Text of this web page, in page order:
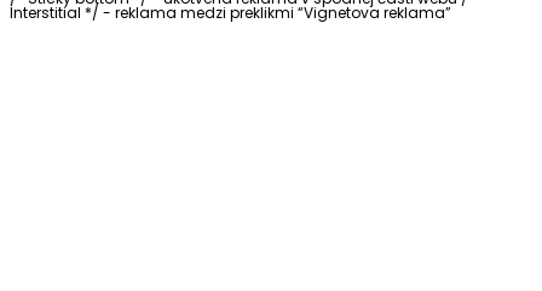
Interstitial */ - reklama medzi preklikmi “Vignetova reklama”